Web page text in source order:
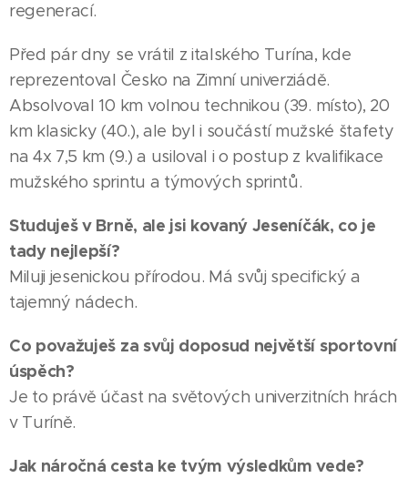
regenerací.
Před pár dny se vrátil z italského Turína, kde
reprezentoval Česko na Zimní univerziádě.
Absolvoval 10 km volnou technikou (39. místo), 20
km klasicky (40.), ale byl i součástí mužské štafety
na 4x 7,5 km (9.) a usiloval i o postup z kvalifikace
mužského sprintu a týmových sprintů.
Studuješ v Brně, ale jsi kovaný Jeseníčák, co je
tady nejlepší?
Miluji jesenickou přírodou. Má svůj specifický a
tajemný nádech.
Co považuješ za svůj doposud největší sportovní
úspěch?
Je to právě účast na světových univerzitních hrách
v Turíně.
Jak náročná cesta ke tvým výsledkům vede?